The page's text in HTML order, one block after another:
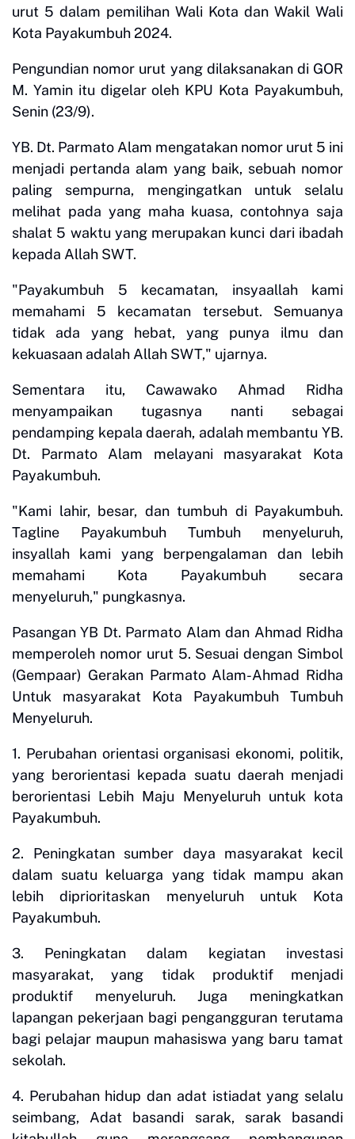
urut 5 dalam pemilihan Wali Kota dan Wakil Wali
Kota Payakumbuh 2024.
Pengundian nomor urut yang dilaksanakan di GOR
M. Yamin itu digelar oleh KPU Kota Payakumbuh,
Senin (23/9).
YB. Dt. Parmato Alam mengatakan nomor urut 5 ini
menjadi pertanda alam yang baik, sebuah nomor
paling sempurna, mengingatkan untuk selalu
melihat pada yang maha kuasa, contohnya saja
shalat 5 waktu yang merupakan kunci dari ibadah
kepada Allah SWT.
"Payakumbuh 5 kecamatan, insyaallah kami
memahami 5 kecamatan tersebut. Semuanya
tidak ada yang hebat, yang punya ilmu dan
kekuasaan adalah Allah SWT," ujarnya.
Sementara itu, Cawawako Ahmad Ridha
menyampaikan tugasnya nanti sebagai
pendamping kepala daerah, adalah membantu YB.
Dt. Parmato Alam melayani masyarakat Kota
Payakumbuh.
"Kami lahir, besar, dan tumbuh di Payakumbuh.
Tagline Payakumbuh Tumbuh menyeluruh,
insyallah kami yang berpengalaman dan lebih
memahami Kota Payakumbuh secara
menyeluruh," pungkasnya.
Pasangan YB Dt. Parmato Alam dan Ahmad Ridha
memperoleh nomor urut 5. Sesuai dengan Simbol
(Gempaar) Gerakan Parmato Alam-Ahmad Ridha
Untuk masyarakat Kota Payakumbuh Tumbuh
Menyeluruh.
1. Perubahan orientasi organisasi ekonomi, politik,
yang berorientasi kepada suatu daerah menjadi
berorientasi Lebih Maju Menyeluruh untuk kota
Payakumbuh.
2. Peningkatan sumber daya masyarakat kecil
dalam suatu keluarga yang tidak mampu akan
lebih diprioritaskan menyeluruh untuk Kota
Payakumbuh.
3. Peningkatan dalam kegiatan investasi
masyarakat, yang tidak produktif menjadi
produktif menyeluruh. Juga meningkatkan
lapangan pekerjaan bagi pengangguran terutama
bagi pelajar maupun mahasiswa yang baru tamat
sekolah.
4. Perubahan hidup dan adat istiadat yang selalu
seimbang, Adat basandi sarak, sarak basandi